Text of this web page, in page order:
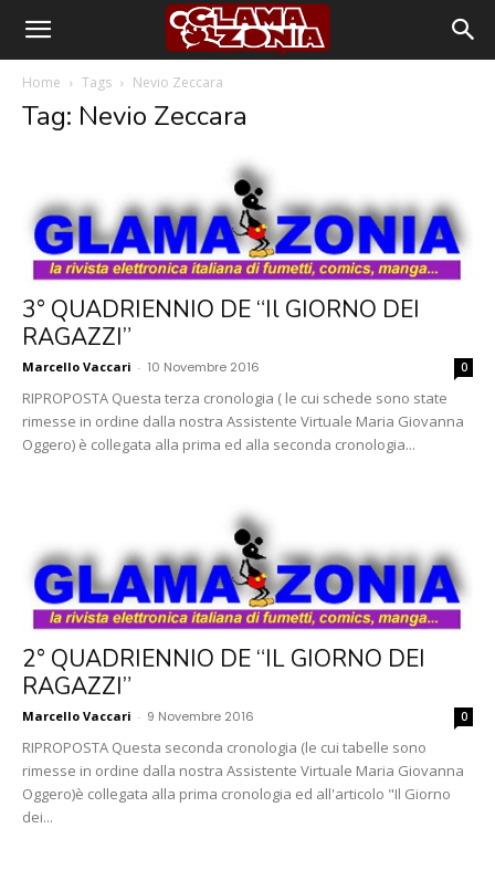
Home Tags Nevio Zeccara
Tag: Nevio Zeccara
3° QUADRIENNIO DE “Il GIORNO DEI
RAGAZZI”
Marcello Vaccari - 10 Novembre 2016 0
RIPROPOSTA Questa terza cronologia ( le cui schede sono state
rimesse in ordine dalla nostra Assistente Virtuale Maria Giovanna
Oggero) è collegata alla prima ed alla seconda cronologia...
2° QUADRIENNIO DE “IL GIORNO DEI
RAGAZZI”
Marcello Vaccari - 9 Novembre 2016 0
RIPROPOSTA Questa seconda cronologia (le cui tabelle sono
rimesse in ordine dalla nostra Assistente Virtuale Maria Giovanna
Oggero)è collegata alla prima cronologia ed all'articolo "Il Giorno
dei...